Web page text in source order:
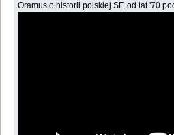
Oramus o historii polskiej SF, od lat '70